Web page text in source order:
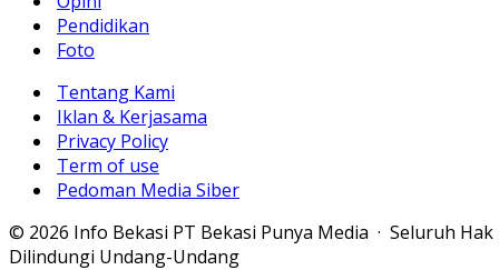
Pendidikan
Foto
Tentang Kami
Iklan & Kerjasama
Privacy Policy
Term of use
Pedoman Media Siber
© 2026 Info Bekasi PT Bekasi Punya Media · Seluruh Hak
Dilindungi Undang-Undang